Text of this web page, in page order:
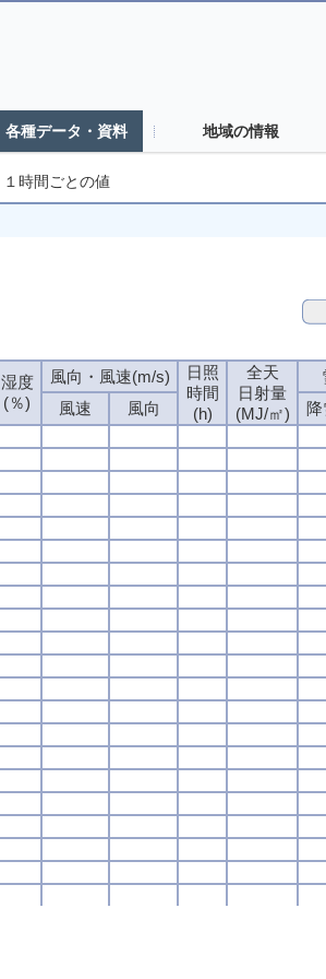
各種データ・資料 地域の情報
１時間ごとの値
湿度
(％)
風向・風速(m/s)
日照
時間
(h)
全天
日射量
(MJ/㎡)
風速 風向 降
湿度
(％)
風向・風速(m/s)
日照
時間
(h)
全天
日射量
(MJ/㎡)
風速 風向 降
湿度
(％)
風向・風速(m/s)
日照
時間
(h)
全天
日射量
(MJ/㎡)
風速 風向 降
湿度
(％)
風向・風速(m/s)
日照
時間
(h)
全天
日射量
(MJ/㎡)
風速 風向 降